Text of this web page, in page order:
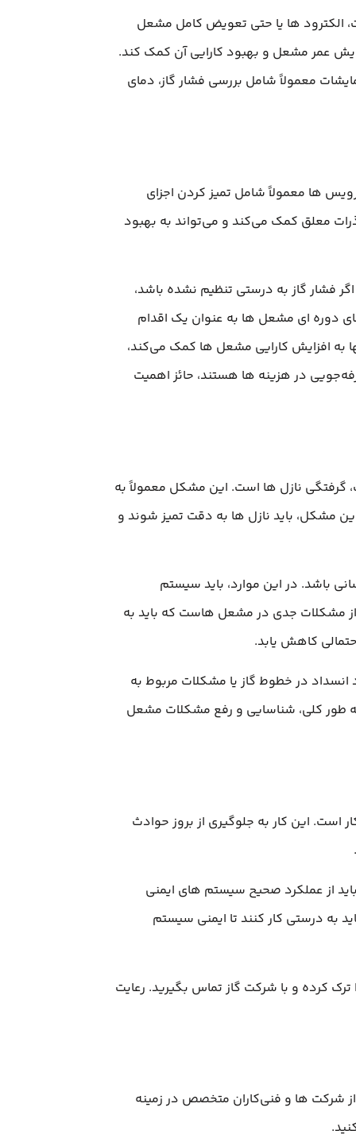
الکترود ها یا حتی تعویض کامل مشعل
عمر مشعل و بهبود کارایی آن کمک کند.
معمولاً شامل بررسی فشار گاز، دمای
ها معمولاً شامل تمیز کردن اجزای
معلق کمک می‌کند و می‌تواند به بهبود
فشار گاز به درستی تنظیم نشده باشد،
دوره‌ ای مشعل‌ ها به عنوان یک اقدام
به افزایش کارایی مشعل‌ ها کمک می‌کند،
در هزینه‌ ها هستند، حائز اهمیت
گرفتگی نازل‌ ها است. این مشکل معمولاً به
مشکل، باید نازل‌ ها به دقت تمیز شوند و
در این موارد، باید سیستم
از مشکلات جدی در مشعل‌ هاست که باید به
کاهش یابد.
در خطوط گاز یا مشکلات مربوط به
طور کلی، شناسایی و رفع مشکلات مشعل
است. این کار به جلوگیری از بروز حوادث
از عملکرد صحیح سیستم‌ های ایمنی
درستی کار کنند تا ایمنی سیستم
کرده و با شرکت گاز تماس بگیرید. رعایت
شرکت‌ ها و فنی‌کاران متخصص در زمینه